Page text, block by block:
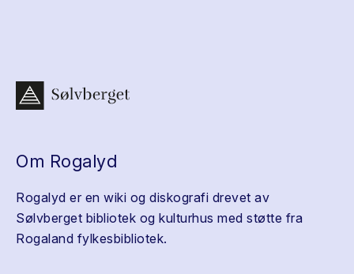
Om Rogalyd
Rogalyd er en wiki og diskografi drevet av
Sølvberget bibliotek og kulturhus med støtte fra
Rogaland fylkesbibliotek.